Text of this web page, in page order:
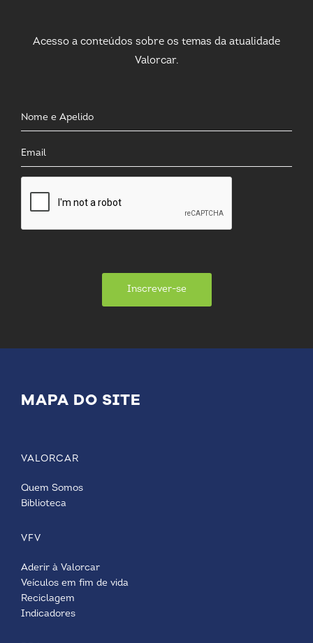
Acesso a conteúdos sobre os temas da atualidade
Valorcar.
Inscrever-se
MAPA DO SITE
VALORCAR
Quem Somos
Biblioteca
VFV
Aderir à Valorcar
Veículos em fim de vida
Reciclagem
Indicadores